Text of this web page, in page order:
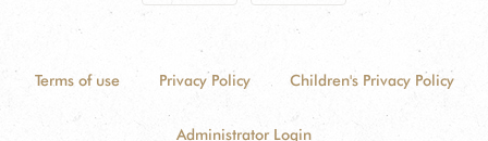
Terms of use Privacy Policy Children's Privacy Policy
Administrator Login